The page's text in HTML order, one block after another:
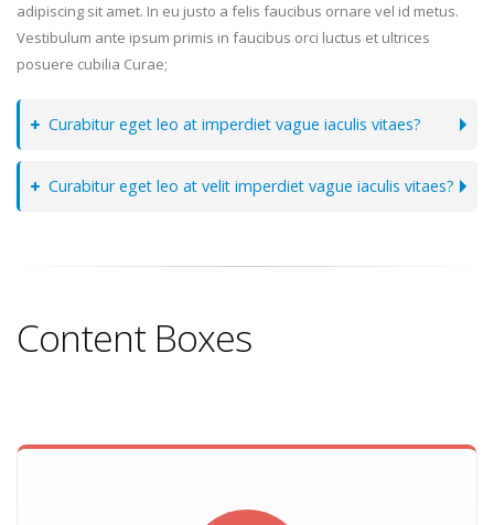
adipiscing sit amet. In eu justo a felis faucibus ornare vel id metus.
Vestibulum ante ipsum primis in faucibus orci luctus et ultrices
posuere cubilia Curae;
Curabitur eget leo at imperdiet vague iaculis vitaes?
Curabitur eget leo at velit imperdiet vague iaculis vitaes?
Content Boxes